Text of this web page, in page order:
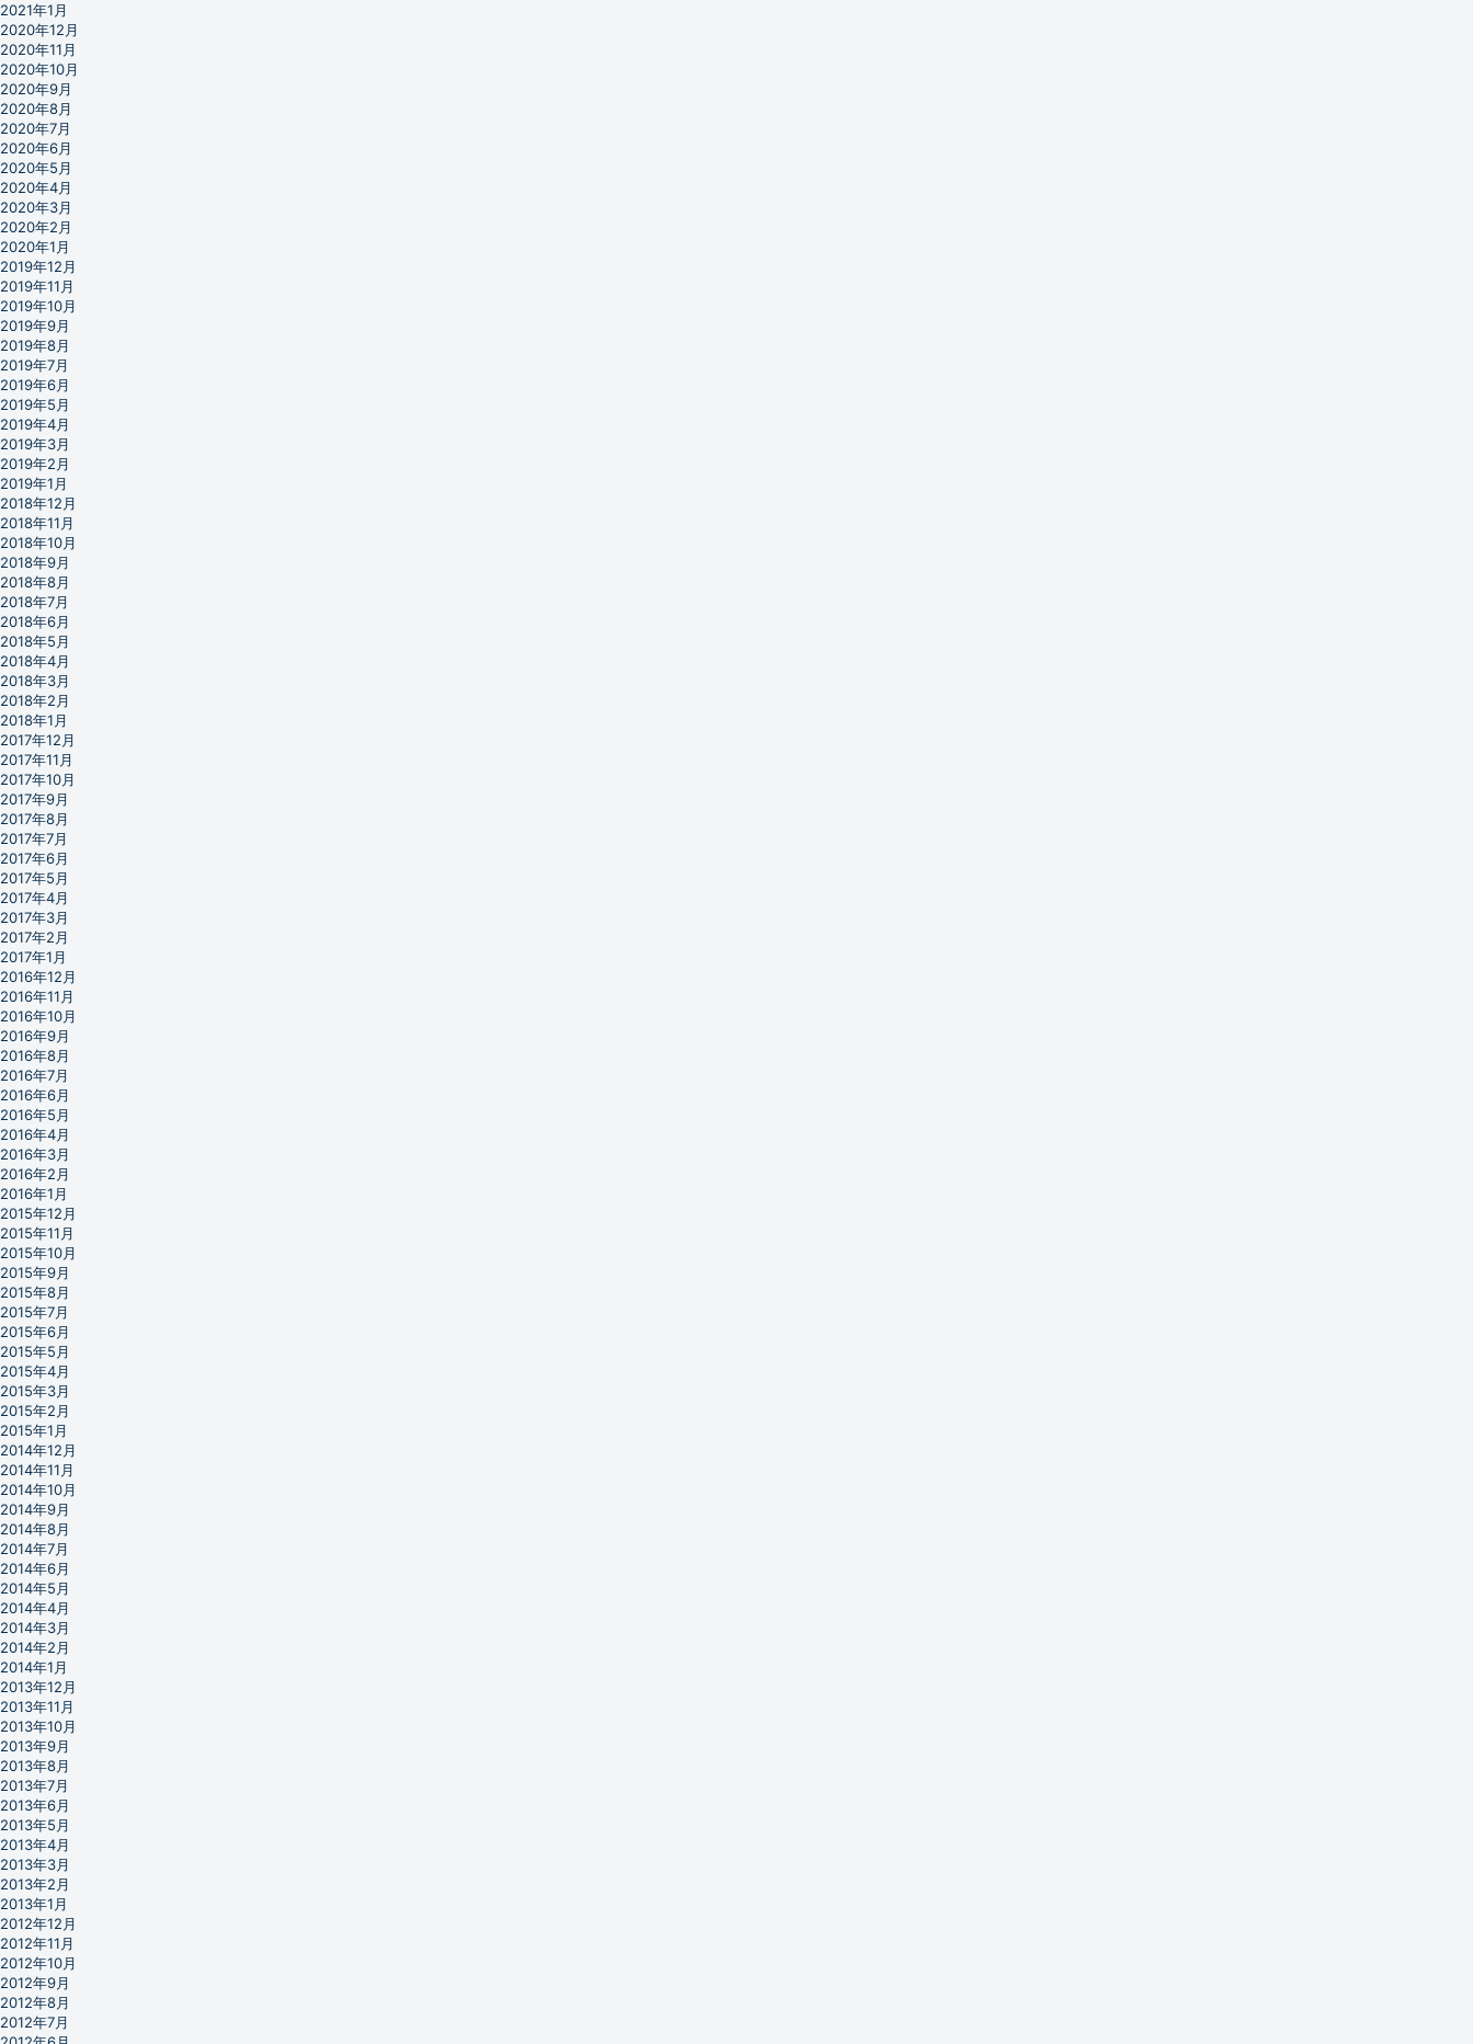
2021年1月
2020年12月
2020年11月
2020年10月
2020年9月
2020年8月
2020年7月
2020年6月
2020年5月
2020年4月
2020年3月
2020年2月
2020年1月
2019年12月
2019年11月
2019年10月
2019年9月
2019年8月
2019年7月
2019年6月
2019年5月
2019年4月
2019年3月
2019年2月
2019年1月
2018年12月
2018年11月
2018年10月
2018年9月
2018年8月
2018年7月
2018年6月
2018年5月
2018年4月
2018年3月
2018年2月
2018年1月
2017年12月
2017年11月
2017年10月
2017年9月
2017年8月
2017年7月
2017年6月
2017年5月
2017年4月
2017年3月
2017年2月
2017年1月
2016年12月
2016年11月
2016年10月
2016年9月
2016年8月
2016年7月
2016年6月
2016年5月
2016年4月
2016年3月
2016年2月
2016年1月
2015年12月
2015年11月
2015年10月
2015年9月
2015年8月
2015年7月
2015年6月
2015年5月
2015年4月
2015年3月
2015年2月
2015年1月
2014年12月
2014年11月
2014年10月
2014年9月
2014年8月
2014年7月
2014年6月
2014年5月
2014年4月
2014年3月
2014年2月
2014年1月
2013年12月
2013年11月
2013年10月
2013年9月
2013年8月
2013年7月
2013年6月
2013年5月
2013年4月
2013年3月
2013年2月
2013年1月
2012年12月
2012年11月
2012年10月
2012年9月
2012年8月
2012年7月